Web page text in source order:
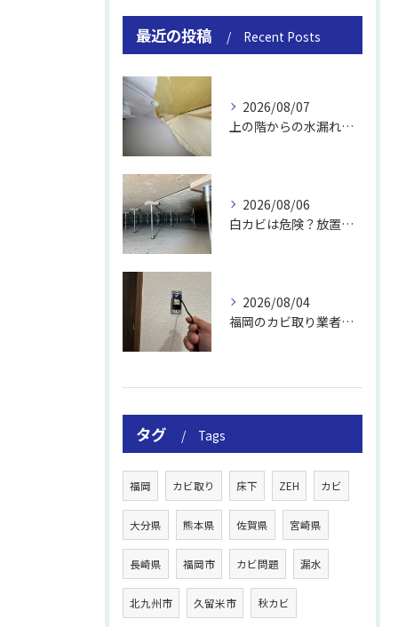
最近の投稿 Recent Posts
2026/08/07
上の階からの水漏れでカビ｜対処法と業者
2026/08/06
白カビは危険？放置のリスクと取り方
2026/08/04
福岡のカビ取り業者おすすめの選び方と費用
タグ Tags
福岡 カビ取り 床下 ZEH カビ
大分県 熊本県 佐賀県 宮崎県
長崎県 福岡市 カビ問題 漏水
北九州市 久留米市 秋カビ